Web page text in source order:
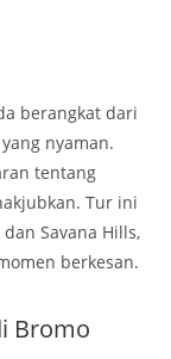
berangkat dari
nyaman.
tentang
Tur ini
Savana Hills,
berkesan.
Bromo